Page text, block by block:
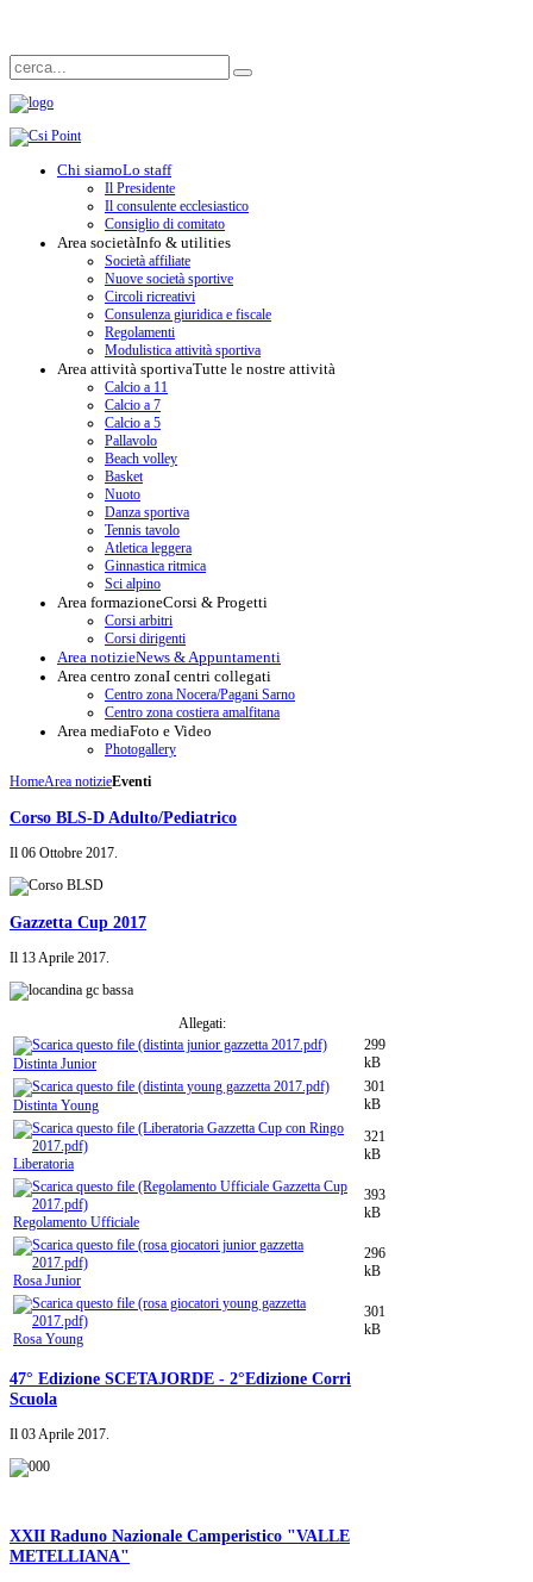
Chi siamoLo staff
Il Presidente
Il consulente ecclesiastico
Consiglio di comitato
Area societàInfo & utilities
Società affiliate
Nuove società sportive
Circoli ricreativi
Consulenza giuridica e fiscale
Regolamenti
Modulistica attività sportiva
Area attività sportivaTutte le nostre attività
Calcio a 11
Calcio a 7
Calcio a 5
Pallavolo
Beach volley
Basket
Nuoto
Danza sportiva
Tennis tavolo
Atletica leggera
Ginnastica ritmica
Sci alpino
Area formazioneCorsi & Progetti
Corsi arbitri
Corsi dirigenti
Area notizieNews & Appuntamenti
Area centro zonaI centri collegati
Centro zona Nocera/Pagani Sarno
Centro zona costiera amalfitana
Area mediaFoto e Video
Photogallery
HomeArea notizieEventi
Corso BLS-D Adulto/Pediatrico
Il 06 Ottobre 2017.
Gazzetta Cup 2017
Il 13 Aprile 2017.
Allegati:
Distinta Junior
299
kB
Distinta Young
301
kB
Liberatoria
321
kB
Regolamento Ufficiale
393
kB
Rosa Junior
296
kB
Rosa Young
301
kB
47° Edizione SCETAJORDE - 2°Edizione Corri
Scuola
Il 03 Aprile 2017.
XXII Raduno Nazionale Camperistico "VALLE
METELLIANA"